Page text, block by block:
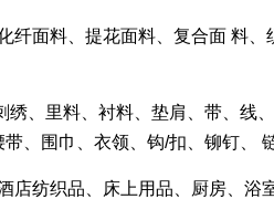
纤面料、提花面料、复合面 料
绣、里料、衬料、垫肩、带、线
、围巾、衣领、钩/扣、铆钉、
店纺织品、床上用品、厨房、